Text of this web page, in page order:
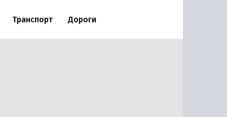
Транспорт Дороги